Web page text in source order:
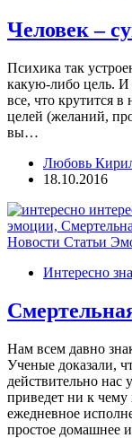
Человек –
Психика так
какую-либо цель. И
все, что крутится
целей (желаний,
вы…
Любовь
18.10.2016
Интересно
Нам всем давно
Ученые доказали,
действительно нас
приведет ни к
ежедневное
простое домашнее